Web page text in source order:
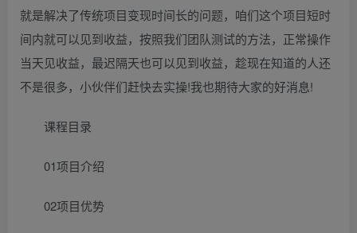
就是解决了传统项目变现时间长的问题，咱们这个项目短时
间内就可以见到收益，按照我们团队测试的方法，正常操作
当天见收益，最迟隔天也可以见到收益，趁现在知道的人还
不是很多，小伙伴们赶快去实操!我也期待大家的好消息!
课程目录
01项目介绍
02项目优势